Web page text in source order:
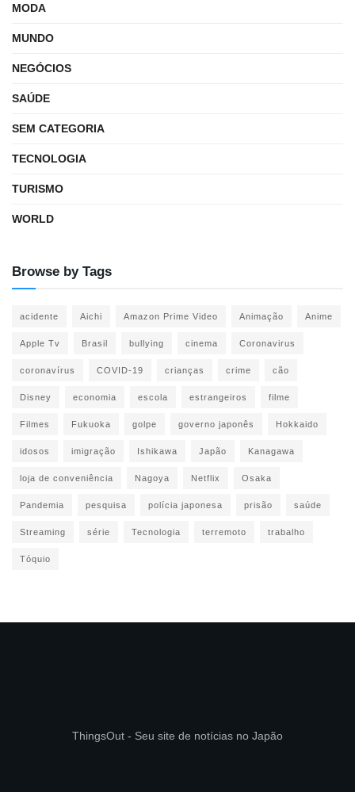
MODA
MUNDO
NEGÓCIOS
SAÚDE
SEM CATEGORIA
TECNOLOGIA
TURISMO
WORLD
Browse by Tags
acidente Aichi Amazon Prime Video Animação Anime
Apple Tv Brasil bullying cinema Coronavirus
coronavírus COVID-19 crianças crime cão
Disney economia escola estrangeiros filme
Filmes Fukuoka golpe governo japonês Hokkaido
idosos imigração Ishikawa Japão Kanagawa
loja de conveniência Nagoya Netflix Osaka
Pandemia pesquisa polícia japonesa prisão saúde
Streaming série Tecnologia terremoto trabalho
Tóquio
ThingsOut - Seu site de notícias no Japão